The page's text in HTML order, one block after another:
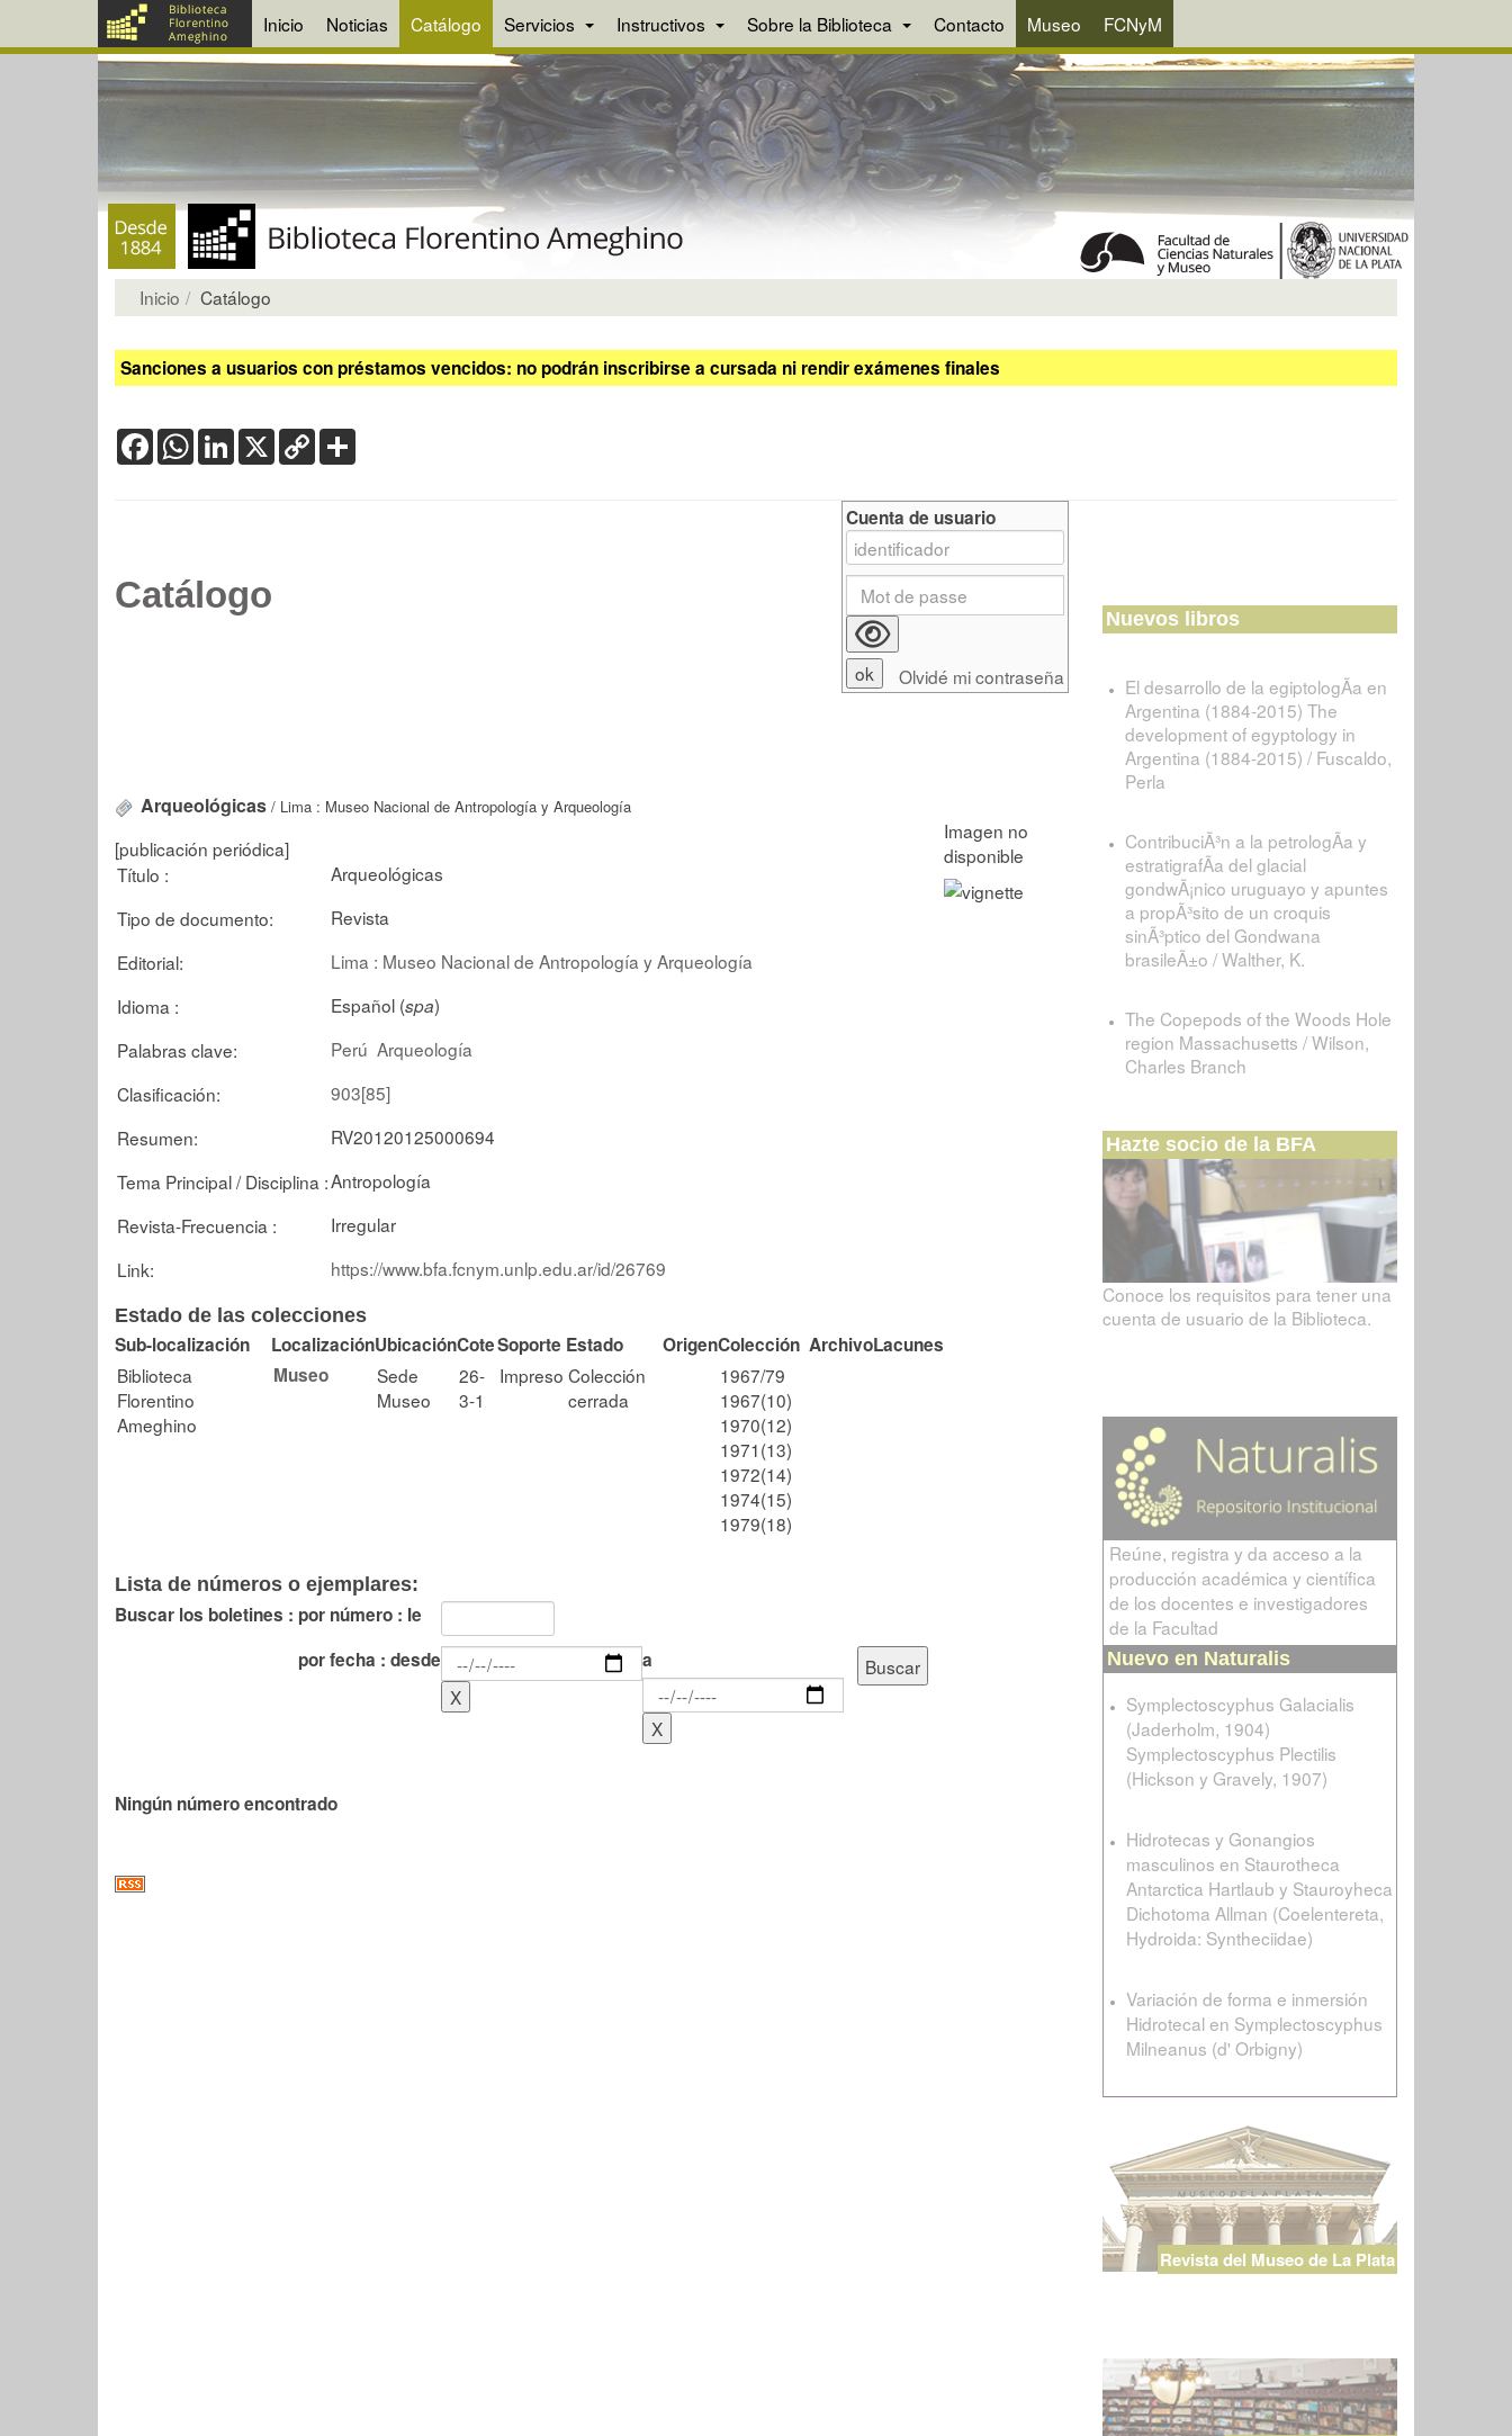
Inicio Noticias Catálogo Servicios Instructivos Sobre la Biblioteca Contacto Museo FCNyM
Inicio Catálogo
Sanciones a usuarios con préstamos vencidos: no podrán inscribirse a cursada ni rendir exámenes finales
FacebookWhatsApp
LinkedIn
X Copy
Link
Catálogo
Arqueológicas / Lima : Museo Nacional de Antropología y Arqueología
[publicación periódica]
Título :
Arqueológicas
Tipo de documento:
Revista
Editorial:
Lima : Museo Nacional de Antropología y Arqueología
Idioma :
Español (spa)
Palabras clave:
Perú Arqueología
Clasificación:
903[85]
Resumen:
RV20120125000694
Tema Principal / Disciplina :Antropología
Revista-Frecuencia :
Irregular
Link:
https://www.bfa.fcnym.unlp.edu.ar/id/26769
Estado de las colecciones
Sub-localización LocalizaciónUbicaciónCoteSoporte Estado OrigenColección ArchivoLacunes
Biblioteca
Florentino
Ameghino
Museo
Sede
Museo
26-
3-1
Impreso Colección
cerrada
1967/79
1967(10)
1970(12)
1971(13)
1972(14)
1974(15)
1979(18)
Lista de números o ejemplares:
Buscar los boletines : por número : le
por fecha : desde
a
Ningún número encontrado
Cuenta de usuario
Olvidé mi contraseña
Nuevos libros
El desarrollo de la egiptologÃ­a en
Argentina (1884-2015) The
development of egyptology in
Argentina (1884-2015) / Fuscaldo,
Perla
ContribuciÃ³n a la petrologÃ­a y
estratigrafÃ­a del glacial
gondwÃ¡nico uruguayo y apuntes
a propÃ³sito de un croquis
sinÃ³ptico del Gondwana
brasileÃ±o / Walther, K.
The Copepods of the Woods Hole
region Massachusetts / Wilson,
Charles Branch
Hazte socio de la BFA
Conoce los requisitos para tener una
cuenta de usuario de la Biblioteca.
Reúne, registra y da acceso a la
producción académica y científica
de los docentes e investigadores
de la Facultad
Nuevo en Naturalis
Symplectoscyphus Galacialis
(Jaderholm, 1904)
Symplectoscyphus Plectilis
(Hickson y Gravely, 1907)
Hidrotecas y Gonangios
masculinos en Staurotheca
Antarctica Hartlaub y Stauroyheca
Dichotoma Allman (Coelentereta,
Hydroida: Syntheciidae)
Variación de forma e inmersión
Hidrotecal en Symplectoscyphus
Milneanus (d' Orbigny)
Revista del Museo de La Plata